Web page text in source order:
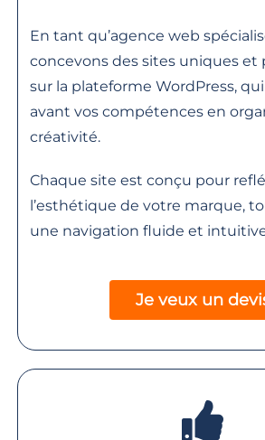
En tant qu’agence web
concevons des sites uniques et
sur la plateforme WordPress,
avant vos compétences en
créativité.
Chaque site est conçu pour
l’esthétique de votre marque,
une navigation fluide et
Je veux un